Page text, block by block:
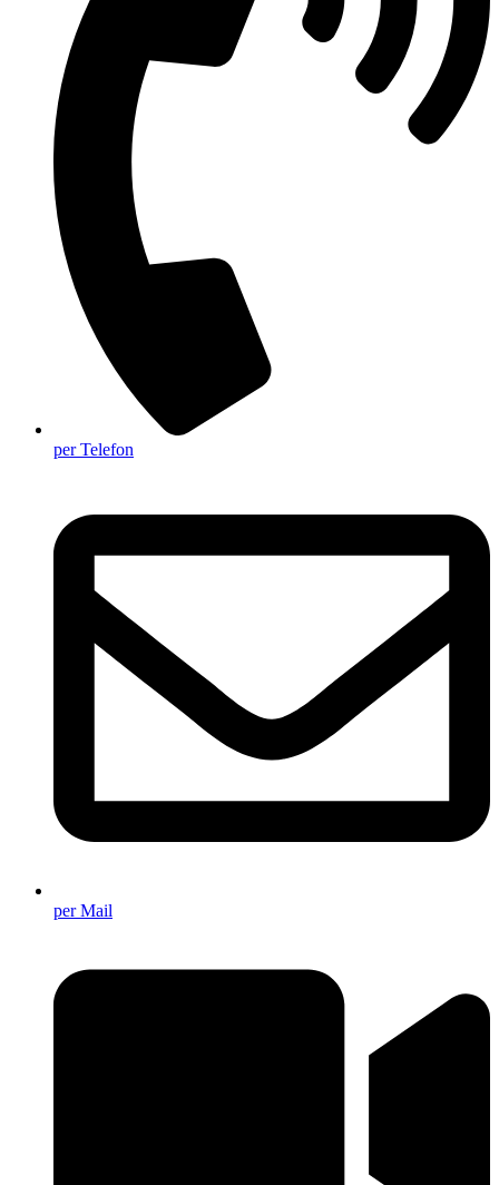
per Telefon
per Mail